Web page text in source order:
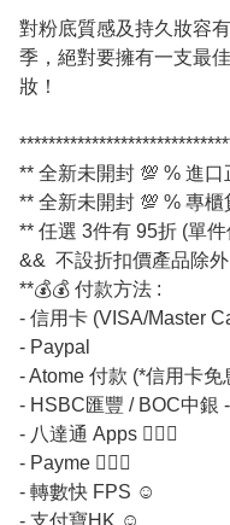
對粉底質感及持久妝容
季，絕對要擁有一支最
妝！
** 全新未開封 💯 % 進
** 全新未開封 💯 % 專
** 任選 3件有 95折 (單
&& 不設折扣價產品除
**💰💰 付款方法 :
- 信用卡 (VISA/Master
- Paypal
- Atome 付款 (*信用卡免
- HSBC匯豐 / BOC中銀 -
- 八達通 Apps 💁🏼‍♀
- Payme 💁🏼‍♀
- 轉數快 FPS ☺